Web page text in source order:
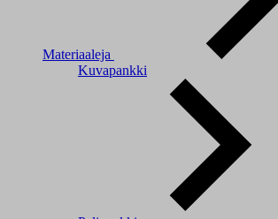
Materiaaleja
Kuvapankki